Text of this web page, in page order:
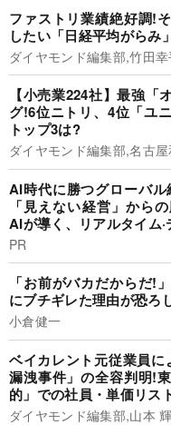
ファストリ業績絶好調!
したい「日経平均がらみ
ダイヤモンド編集部,竹田
【小売業224社】最強「
グ!6位ニトリ、4位「ユ
トップ3は?
ダイヤモンド編集部,名古
AI時代に勝つグローバ
「見えない経営」から
AIが導く、リアルタイム
PR
「お前がバカだからだ!
にブチギレた理由が恐ろ
小倉健一
ベイカレント元従業員
漏洩事件」の全容判明!
的」での社員・単価リス
ダイヤモンド編集部,山本 輝